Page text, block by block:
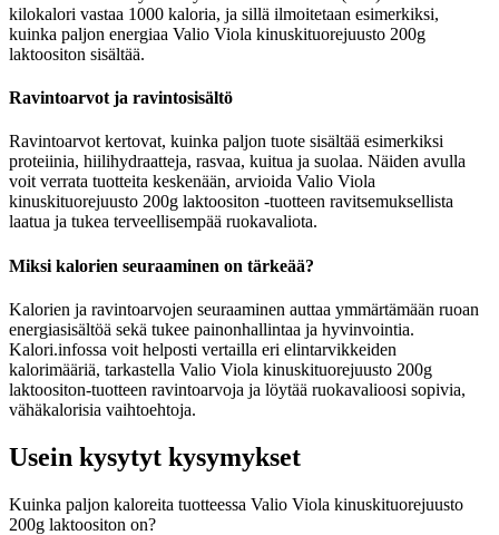
kilokalori vastaa 1000 kaloria, ja sillä ilmoitetaan esimerkiksi,
kuinka paljon energiaa Valio Viola kinuskituorejuusto 200g
laktoositon sisältää.
Ravintoarvot ja ravintosisältö
Ravintoarvot kertovat, kuinka paljon tuote sisältää esimerkiksi
proteiinia, hiilihydraatteja, rasvaa, kuitua ja suolaa. Näiden avulla
voit verrata tuotteita keskenään, arvioida Valio Viola
kinuskituorejuusto 200g laktoositon -tuotteen ravitsemuksellista
laatua ja tukea terveellisempää ruokavaliota.
Miksi kalorien seuraaminen on tärkeää?
Kalorien ja ravintoarvojen seuraaminen auttaa ymmärtämään ruoan
energiasisältöä sekä tukee painonhallintaa ja hyvinvointia.
Kalori.infossa voit helposti vertailla eri elintarvikkeiden
kalorimääriä, tarkastella Valio Viola kinuskituorejuusto 200g
laktoositon-tuotteen ravintoarvoja ja löytää ruokavalioosi sopivia,
vähäkalorisia vaihtoehtoja.
Usein kysytyt kysymykset
Kuinka paljon kaloreita tuotteessa Valio Viola kinuskituorejuusto
200g laktoositon on?